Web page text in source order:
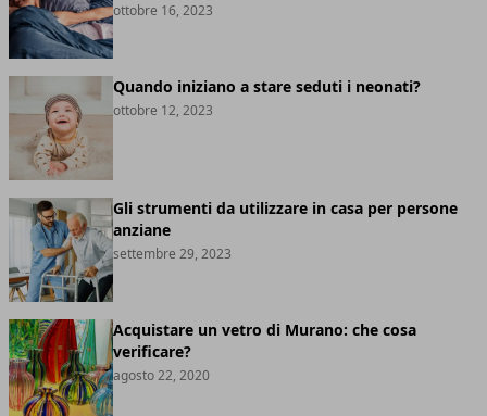
ottobre 16, 2023
Quando iniziano a stare seduti i neonati?
ottobre 12, 2023
Gli strumenti da utilizzare in casa per persone
anziane
settembre 29, 2023
Acquistare un vetro di Murano: che cosa
verificare?
agosto 22, 2020